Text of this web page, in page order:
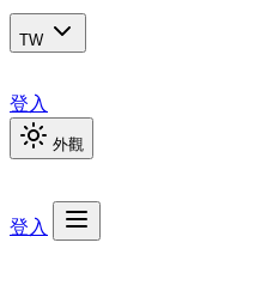
TW
登入
外觀
登入